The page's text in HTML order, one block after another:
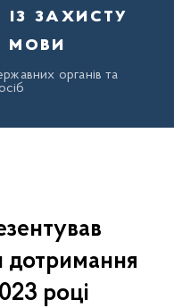
захисту
мови
органів та
дотримання
році